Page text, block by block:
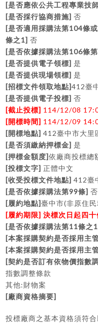
[是否應依公共工程專業技
[是否採行協商措施] 否
[是否適用採購法第104條或
條之 1] 否
[是否依據採購法第106條第
[是否提供電子領標] 是
[是否提供現場領標] 是
[招標文件領取地點]412臺
[是否提供電子投標] 否
[截止投標] 114/12/08
[ 開標時間 ] 114/12/09
[ 開標地點] 412臺中市大里
[是否須繳納押標金] 是
[押標金額度]依廠商投標總
[投標文字] 正體中文
[收受投標文件地點] 412臺
[是否依據採購法第99條] 否
[履約地點]臺中市(非原住
[履約期限]決標次日起四十
[是否依據採購法第11條之 1
[本案採購契約是否採用主
[本案採購契約是否採用主
[契約是否訂有依物價指數
指數調整條款
其他: 財物案
[廠商資格摘要]
投標廠商之基本資格須符合